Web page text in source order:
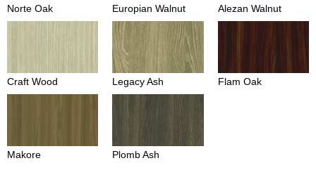
Norte Oak Europian Walnut Alezan Walnut
Craft Wood Legacy Ash Flam Oak
Makore Plomb Ash